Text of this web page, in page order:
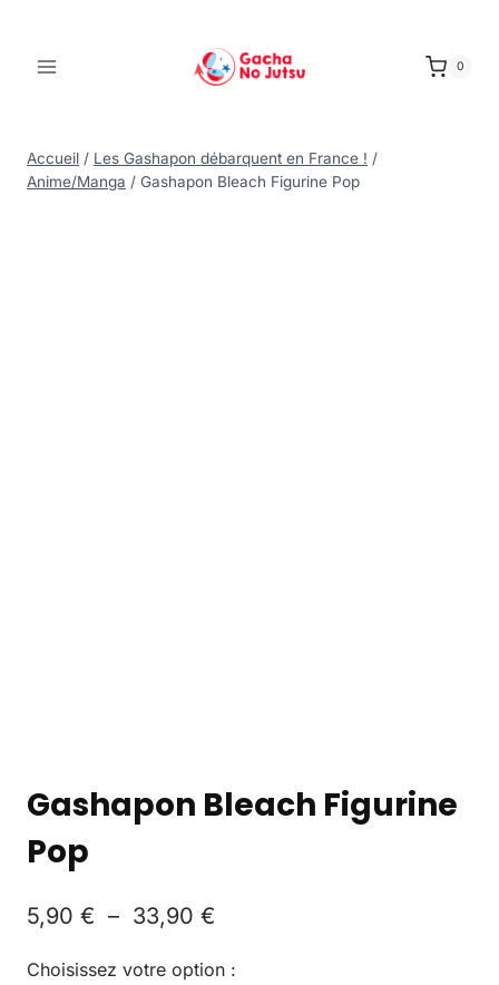
0
Accueil / Les Gashapon débarquent en France ! /
Anime/Manga / Gashapon Bleach Figurine Pop
Gashapon Bleach Figurine
Pop
5,90 € – 33,90 €
Choisissez votre option :